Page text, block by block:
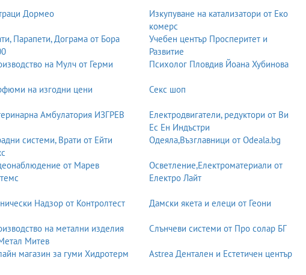
комфорта, безопасността и функционалността на автомобила – стелки,
и др. Търговците предлагат както универсални, така и моделно-
сервизи и онлайн магазини.
автомобила от кражба и вандализъм. Предлагат се аларми,
Фирмите в тази категория работят с доказани марки и предлагат
ремонт, зареждане с фреон, смяна на компресори, маркучи, радиатори и
техника. Поддръжката на климатичната система е важна за комфорта,
лизинг, изкупуване, комисионна продажба и транспорт. Те
Потребителите търсят надеждност, прозрачност и гаранции, а
Дормео
Изкупуване на катализатори от Еко
комерс
Парапети, Дограма от Бора
Учебен център Просперитет и
Развитие
на Мулч от Герми Психолог Пловдив Йоана Хубинова
на изгодни цени Секс шоп
Амбулатория ИЗГРЕВ
Електродвигатели, редуктори от Ви
Ес Ен Индъстри
системи, Врати от Ейти
Одеяла,Възглавници от Odeala.bg
от Марев
Осветление,Електроматериали от
Електро Лайт
Надзор от Контролтест Дамски якета и елеци от Геони
на метални изделия
Митев
Слънчеви системи от Про солар БГ
магазин за гуми Хидротерм Astrea Дентален и Естетичен център